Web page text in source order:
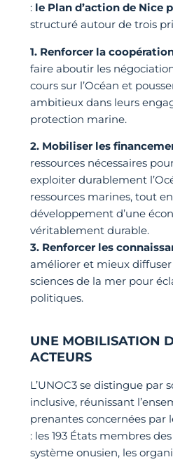
: le Plan d’action de Nice
structuré autour de trois
1. Renforcer la
faire aboutir les
cours sur l’Océan et
ambitieux dans leurs
protection marine.
2. Mobiliser les
ressources nécessaires
exploiter durablement
ressources marines, tout
développement d’une
véritablement durable.
3. Renforcer les
améliorer et mieux diffuser
sciences de la mer pour
politiques.
UNE MOBILISATION
ACTEURS
L’UNOC3 se distingue par
inclusive, réunissant
prenantes concernées par
: les 193 États membres
système onusien, les